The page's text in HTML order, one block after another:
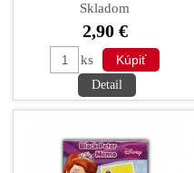
Skladom
2,90 €
ks
Detail